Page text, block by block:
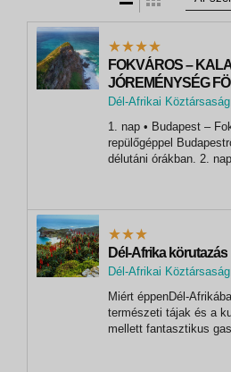
FOKVÁROS –
JÓREMÉNYSÉG
Dél-Afrikai Köztársaság
Johannesburg
1. nap • Budapest – FokvárosElutazás
repülőgéppel
délutáni órákban. 2. nap •
órákban, majd
négycsillagos
Cape Malay negyed –...
Dél-Afrika körutazás
Dél-Afrikai Köztársaság
Miért éppenDél-
természeti tájak és a
mellett fantasztikus
borokkal. A dél-afrikai